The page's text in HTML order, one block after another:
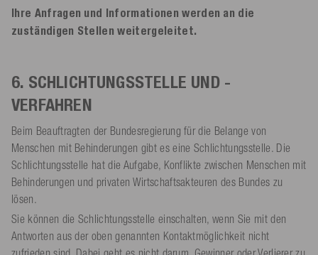
Ihre Anfragen und Informationen werden an die
zuständigen Stellen weitergeleitet.
6. SCHLICHTUNGSSTELLE UND -
VERFAHREN
Beim Beauftragten der Bundesregierung für die Belange von
Menschen mit Behinderungen gibt es eine Schlichtungsstelle. Die
Schlichtungsstelle hat die Aufgabe, Konflikte zwischen Menschen mit
Behinderungen und privaten Wirtschaftsakteuren des Bundes zu
lösen.
Sie können die Schlichtungsstelle einschalten, wenn Sie mit den
Antworten aus der oben genannten Kontaktmöglichkeit nicht